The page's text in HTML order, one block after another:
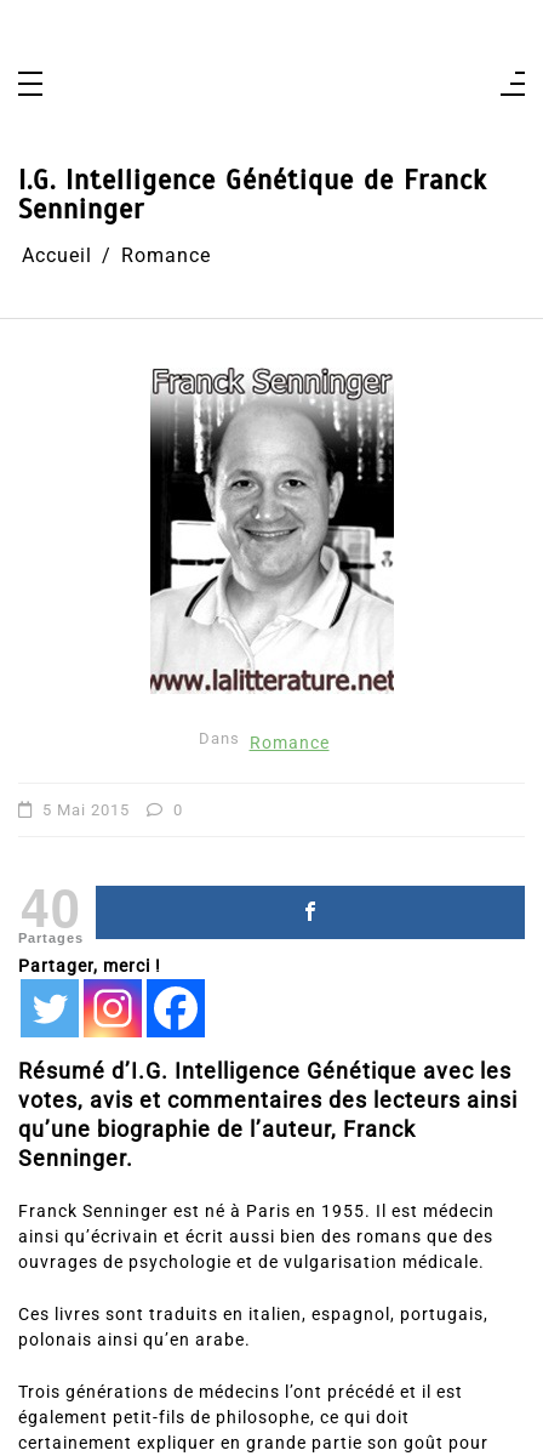
I.G. Intelligence Génétique de Franck
Senninger
Accueil Romance
Dans Romance
5 Mai 2015 0
40
Partages
Partager, merci !
Résumé d’I.G. Intelligence Génétique avec les
votes, avis et commentaires des lecteurs ainsi
qu’une biographie de l’auteur, Franck
Senninger.
Franck Senninger est né à Paris en 1955. Il est médecin
ainsi qu’écrivain et écrit aussi bien des romans que des
ouvrages de psychologie et de vulgarisation médicale.
Ces livres sont traduits en italien, espagnol, portugais,
polonais ainsi qu’en arabe.
Trois générations de médecins l’ont précédé et il est
également petit-fils de philosophe, ce qui doit
certainement expliquer en grande partie son goût pour